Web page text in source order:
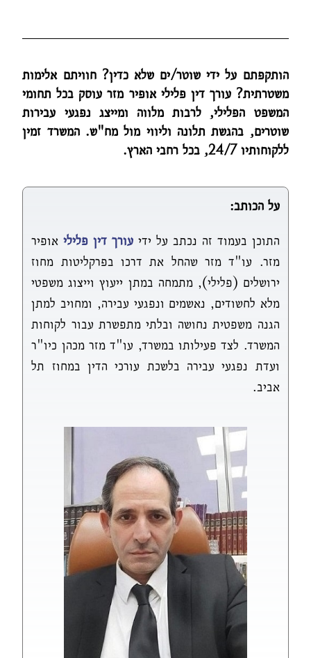
הותקפתם על ידי שוטר/ים שלא כדין? חוויתם אלימות
משטרתית? עורך דין פלילי אופיר מזר עוסק בכל תחומי
המשפט הפלילי, לרבות מלווה ומייצג נפגעי עבירות
שוטרים, בהגשת תלונה וליווי מול מח"ש. המשרד זמין
ללקוחותיו 24/7, בכל רחבי הארץ.
על הכותב:
התוכן בעמוד זה נכתב על ידי עורך דין פליליאופיר
מזר. עו"ד מזר שהחל את דרכו בפרקליטות מחוז
ירושלים (פלילי), מתמחה במתן ייעוץ וייצוג משפטי
מלא לחשודים, נאשמים ונפגעי עבירה, ומחויב למתן
הגנה משפטית נחושה ובלתי מתפשרת עבור לקוחות
המשרד. לצד פעילותו במשרד, עו"ד מזר מכהן כיו"ר
ועדת נפגעי עבירה בלשכת עורכי הדין במחוז תל
אביב.